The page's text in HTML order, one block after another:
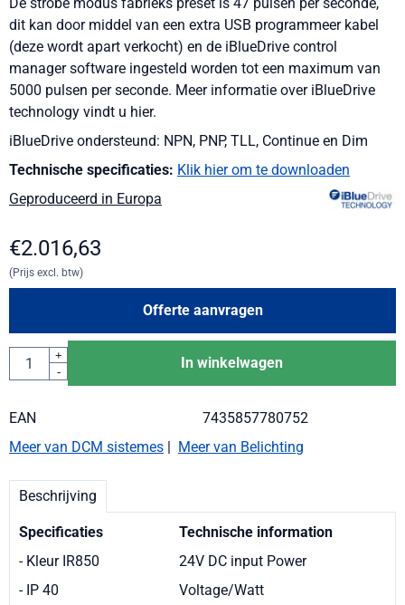
De strobe modus fabrieks preset is 47 pulsen per seconde,
dit kan door middel van een extra USB programmeer kabel
(deze wordt apart verkocht) en de iBlueDrive control
manager software ingesteld worden tot een maximum van
5000 pulsen per seconde. Meer informatie over iBlueDrive
technology vindt u hier.
iBlueDrive ondersteund: NPN, PNP, TLL, Continue en Dim
Technische specificaties: Klik hier om te downloaden
Geproduceerd in Europa
€2.016,63
(Prijs excl. btw)
Offerte aanvragen
Aantal
+
-
In winkelwagen
EAN
7435857780752
Meer van DCM sistemes
Meer van Belichting
Beschrijving
Specificaties
- Kleur IR850
- IP 40
Technische information
24V DC input Power
Voltage/Watt